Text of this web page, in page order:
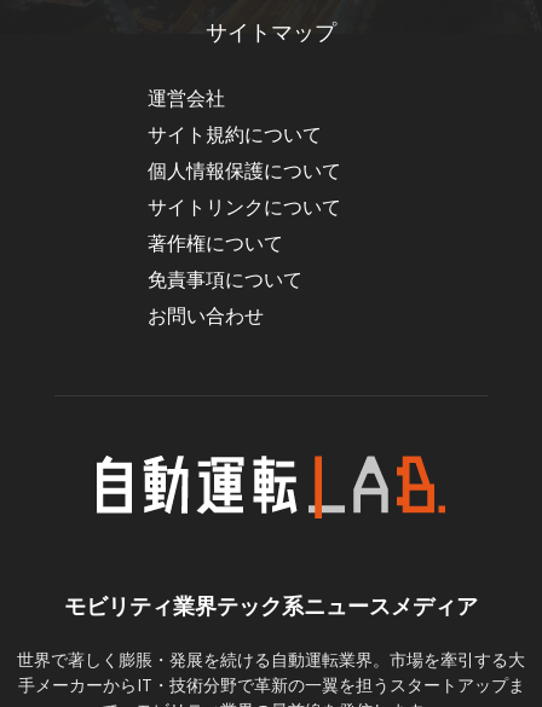
サイトマップ
運営会社
サイト規約について
個人情報保護について
サイトリンクについて
著作権について
免責事項について
お問い合わせ
モビリティ業界テック系ニュースメディア
世界で著しく膨脹・発展を続ける自動運転業界。市場を牽引する大
手メーカーからIT・技術分野で革新の一翼を担うスタートアップま